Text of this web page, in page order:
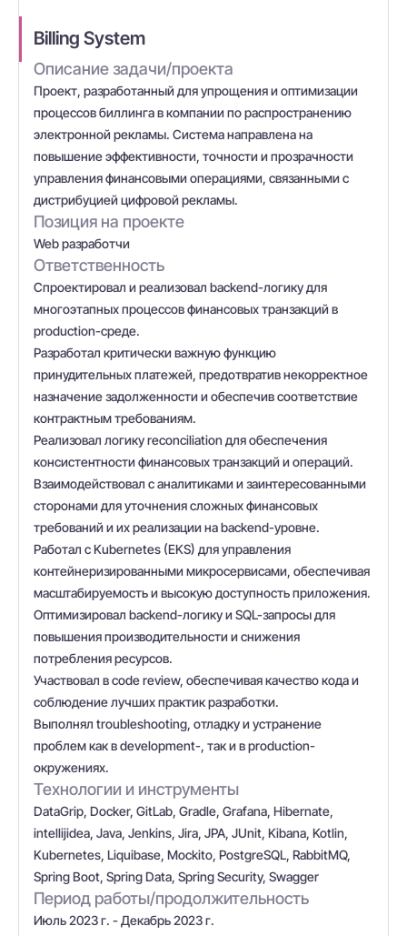
Billing System
Описание задачи/проекта
Проект, разработанный для упрощения и оптимизации
процессов биллинга в компании по распространению
электронной рекламы. Система направлена на
повышение эффективности, точности и прозрачности
управления финансовыми операциями, связанными с
дистрибуцией цифровой рекламы.
Позиция на проекте
Web разработчи
Ответственность
Спроектировал и реализовал backend-логику для
многоэтапных процессов финансовых транзакций в
production-среде.
Разработал критически важную функцию
принудительных платежей, предотвратив некорректное
назначение задолженности и обеспечив соответствие
контрактным требованиям.
Реализовал логику reconciliation для обеспечения
консистентности финансовых транзакций и операций.
Взаимодействовал с аналитиками и заинтересованными
сторонами для уточнения сложных финансовых
требований и их реализации на backend-уровне.
Работал с Kubernetes (EKS) для управления
контейнеризированными микросервисами, обеспечивая
масштабируемость и высокую доступность приложения.
Оптимизировал backend-логику и SQL-запросы для
повышения производительности и снижения
потребления ресурсов.
Участвовал в code review, обеспечивая качество кода и
соблюдение лучших практик разработки.
Выполнял troubleshooting, отладку и устранение
проблем как в development-, так и в production-
окружениях.
Технологии и инструменты
DataGrip, Docker, GitLab, Gradle, Grafana, Hibernate,
intellijidea, Java, Jenkins, Jira, JPA, JUnit, Kibana, Kotlin,
Kubernetes, Liquibase, Mockito, PostgreSQL, RabbitMQ,
Spring Boot, Spring Data, Spring Security, Swagger
Период работы/продолжительность
Июль 2023 г. - Декабрь 2023 г.